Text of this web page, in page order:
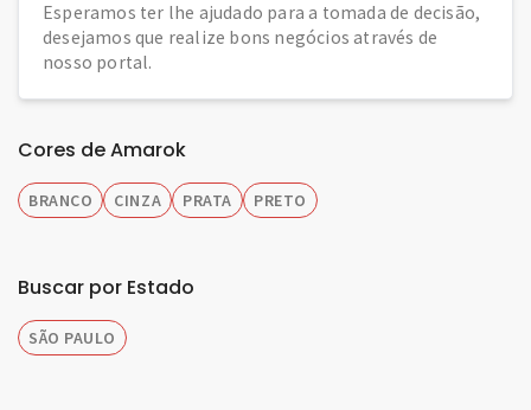
Esperamos ter lhe ajudado para a tomada de decisão,
desejamos que realize bons negócios através de
nosso portal.
Cores de Amarok
BRANCO CINZA PRATA PRETO
Buscar por Estado
SÃO PAULO